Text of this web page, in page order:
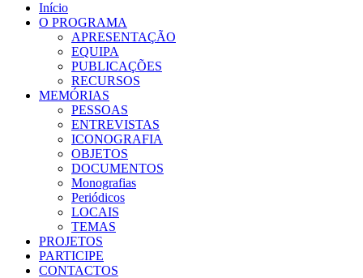
Início
O PROGRAMA
APRESENTAÇÃO
EQUIPA
PUBLICAÇÕES
RECURSOS
MEMÓRIAS
PESSOAS
ENTREVISTAS
ICONOGRAFIA
OBJETOS
DOCUMENTOS
Monografias
Periódicos
LOCAIS
TEMAS
PROJETOS
PARTICIPE
CONTACTOS